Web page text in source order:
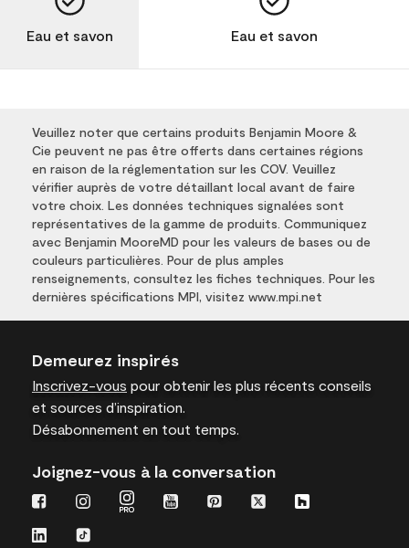
Eau et savon Eau et savon
Veuillez noter que certains produits Benjamin Moore &
Cie peuvent ne pas être offerts dans certaines régions
en raison de la réglementation sur les COV. Veuillez
vérifier auprès de votre détaillant local avant de faire
votre choix. Les données techniques signalées sont
représentatives de la gamme de produits. Communiquez
avec Benjamin MooreMD pour les valeurs de bases ou de
couleurs particulières. Pour de plus amples
renseignements, consultez les fiches techniques. Pour les
dernières spécifications MPI, visitez www.mpi.net
Demeurez inspirés
Inscrivez-vous pour obtenir les plus récents conseils
et sources d’inspiration.
Désabonnement en tout temps.
Joignez-vous à la conversation